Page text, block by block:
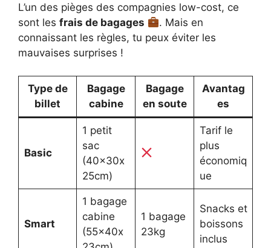
L’un des pièges des compagnies low-cost, ce
sont les frais de bagages
. Mais en
connaissant les règles, tu peux éviter les
mauvaises surprises !
Type de
billet
Bagage
cabine
Bagage
en soute
Avantag
es
Basic
1 petit
sac
(40x30x
25cm)
Tarif le
plus
économiq
ue
Smart
1 bagage
cabine
(55x40x
1 bagage
23kg
Snacks et
boissons
inclus